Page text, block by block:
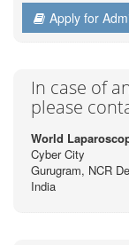
Apply for
In case of
please
World
Cyber City
Gurugram, NCR
India